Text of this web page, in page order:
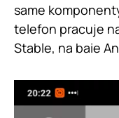
same
telefon pracuje
Stable, na baie